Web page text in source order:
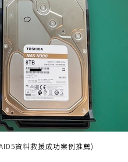
資料救援成功案例推薦)